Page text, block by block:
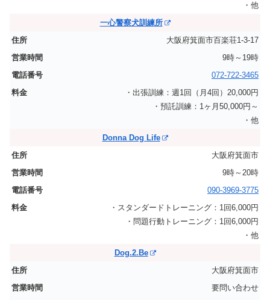
・他
一心警察犬訓練所
大阪府箕面市百楽荘1‐3‐17
9時～19時
072-722-3465
・出張訓練：週1回（月4回）20,000円
・預託訓練：1ヶ月50,000円～
・他
Donna Dog Life
大阪府箕面市
9時～20時
090-3969-3775
・スタンダードトレーニング：1回6,000円
・問題行動トレーニング：1回6,000円
・他
Dog.2.Be
大阪府箕面市
要問い合わせ